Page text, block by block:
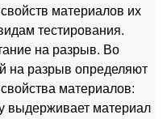
материалов их
тестирования.
на разрыв. Во
на разрыв определяют
материалов:
выдерживает материал